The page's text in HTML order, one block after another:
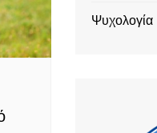
Ψυχολογία